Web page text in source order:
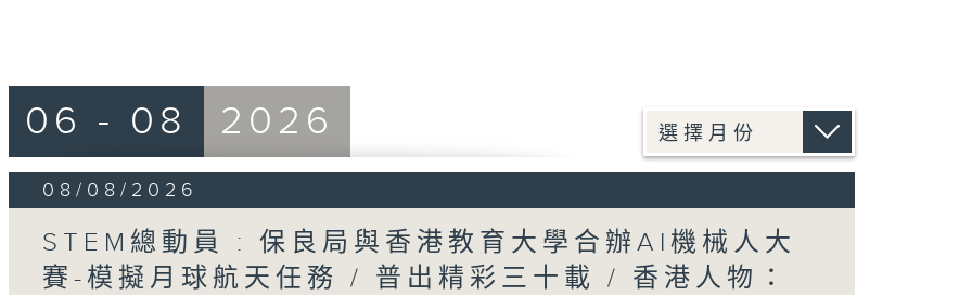
06 - 08 2026
08/08/2026
STEM總動員 : 保良局與香港教育大學合辦AI機械人大
賽-模擬月球航天任務 / 普出精彩三十載 / 香港人物：